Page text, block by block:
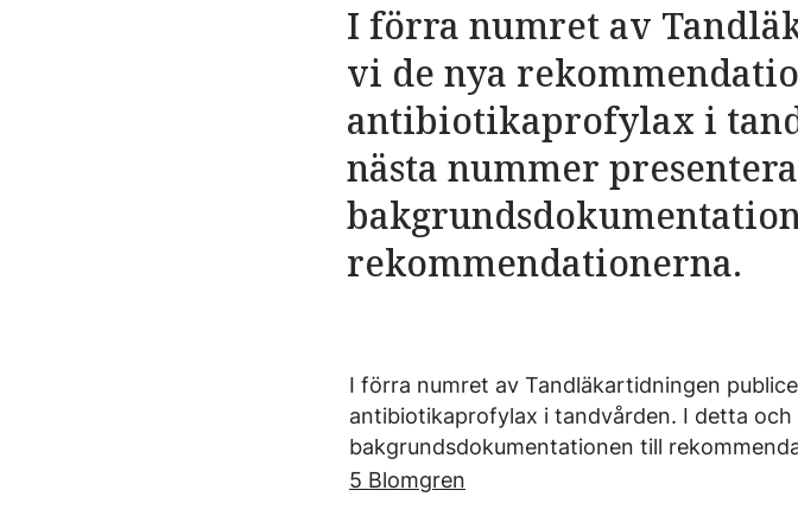
I förra numret av
vi de nya
antibiotikaprofylax i
nästa nummer
rekommendationerna.
I förra numret av Tandläkartidningen
antibiotikaprofylax i tandvården. I detta
bakgrundsdokumentationen till
5 Blomgren